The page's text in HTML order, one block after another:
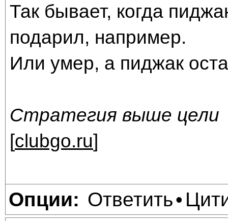
Так бывает, когда
подарил, например.
Или умер, а пиджак
Стратегия выше цели
[clubgo.ru]
Опции: Ответить•